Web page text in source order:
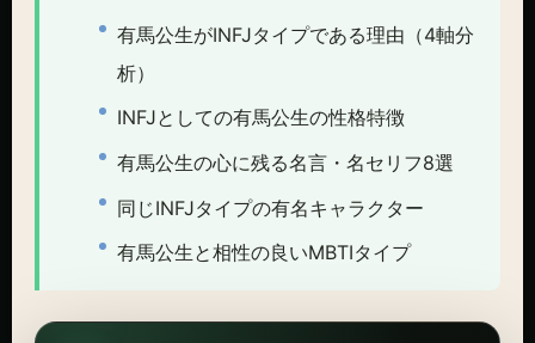
有馬公生がINFJタイプである理由（4軸分
析）
INFJとしての有馬公生の性格特徴
有馬公生の心に残る名言・名セリフ8選
同じINFJタイプの有名キャラクター
有馬公生と相性の良いMBTIタイプ